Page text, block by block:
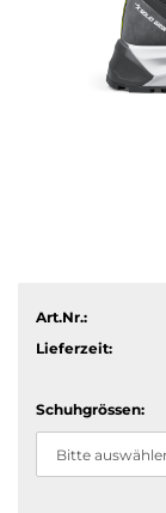
Art.Nr.:
Lieferzeit:
Schuhgrössen: